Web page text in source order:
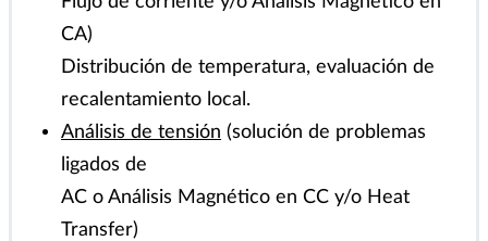
Transferencia de calor
ligados de
Flujo de corriente y/o Análisis Magnético en
CA)
Distribución de temperatura, evaluación de
recalentamiento local.
Análisis de tensión